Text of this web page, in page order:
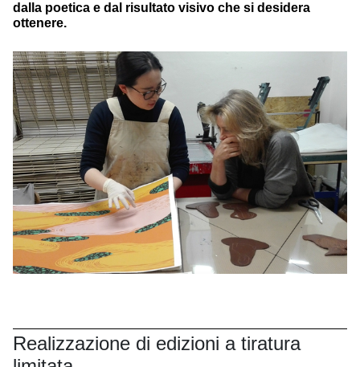
dalla poetica e dal risultato visivo che si desidera
ottenere.
Realizzazione di edizioni a tiratura